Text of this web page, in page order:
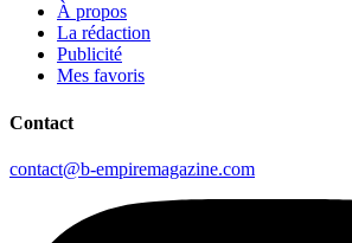
À propos
La rédaction
Publicité
Mes favoris
Contact
contact@b-empiremagazine.com